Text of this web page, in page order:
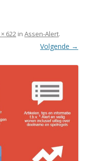
622 in Assen-Alert.
Volgende →